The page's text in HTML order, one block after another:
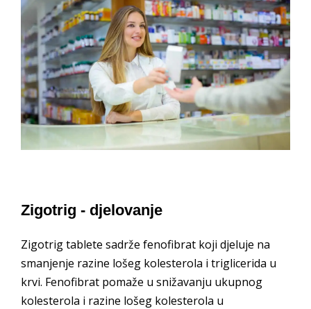
Zigotrig - djelovanje
Zigotrig tablete sadrže fenofibrat koji djeluje na
smanjenje razine lošeg kolesterola i triglicerida u
krvi. Fenofibrat pomaže u snižavanju ukupnog
kolesterola i razine lošeg kolesterola u